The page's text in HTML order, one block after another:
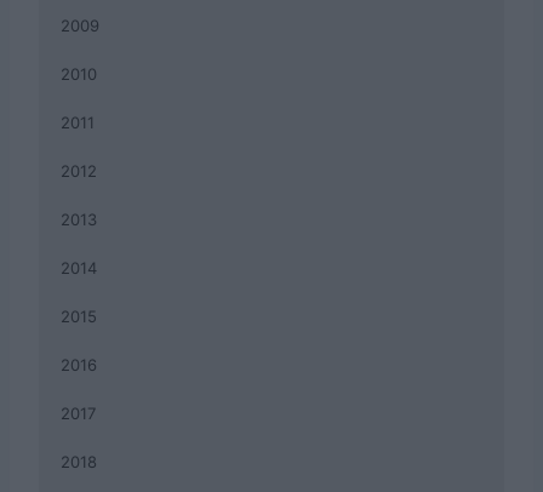
2009
2010
2011
2012
2013
2014
2015
2016
2017
2018